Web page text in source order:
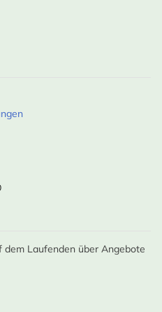
dem Laufenden über Angebote